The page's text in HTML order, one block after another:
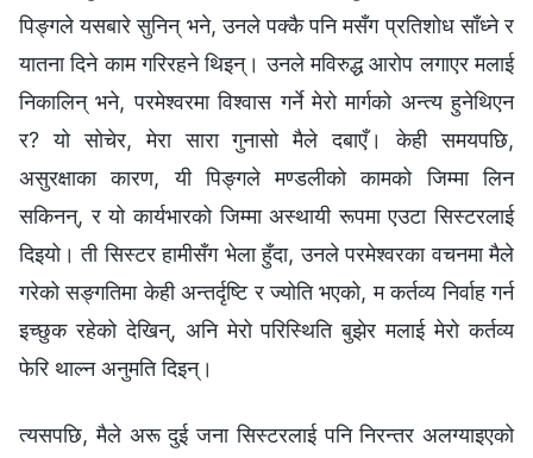
पिङ्गले यसबारे सुनिन् भने, उनले पक्कै पनि मसँग प्रतिशोध साँध्ने र
यातना दिने काम गरिरहने थिइन्। उनले मविरुद्ध आरोप लगाएर मलाई
निकालिन् भने, परमेश्‍वरमा विश्‍वास गर्ने मेरो मार्गको अन्त्य हुनेथिएन
र? यो सोचेर, मेरा सारा गुनासो मैले दबाएँ। केही समयपछि,
असुरक्षाका कारण, यी पिङ्गले मण्डलीको कामको जिम्मा लिन
सकिनन्, र यो कार्यभारको जिम्मा अस्थायी रूपमा एउटा सिस्टरलाई
दिइयो। ती सिस्टर हामीसँग भेला हुँदा, उनले परमेश्‍वरका वचनमा मैले
गरेको सङ्गतिमा केही अन्तर्दृष्टि र ज्योति भएको, म कर्तव्य निर्वाह गर्न
इच्छुक रहेको देखिन्, अनि मेरो परिस्थिति बुझेर मलाई मेरो कर्तव्य
फेरि थाल्न अनुमति दिइन्।
त्यसपछि, मैले अरू दुई जना सिस्टरलाई पनि निरन्तर अलग्याइएको